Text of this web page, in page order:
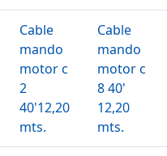
Cable
mando
motor c
2
40'12,20
mts.
Cable
mando
motor c
8 40'
12,20
mts.